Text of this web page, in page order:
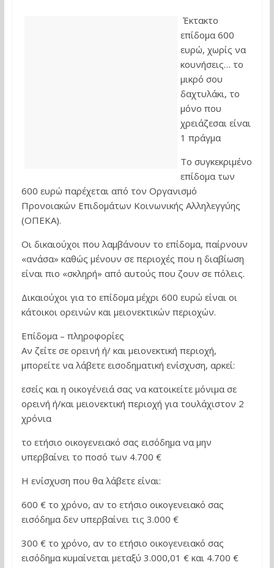
Έκτακτο
επίδομα 600
ευρώ, χωρίς να
κουνήσεις… το
μικρό σου
δαχτυλάκι, το
μόνο που
χρειάζεσαι είναι
1 πράγμα
Tο συγκεκριμένο
επίδομα των
600 ευρώ παρέχεται από τον Οργανισμό
Προνοιακών Επιδομάτων Κοινωνικής Αλληλεγγύης
(ΟΠΕΚΑ).
Οι δικαιούχοι που λαμβάνουν το επίδομα, παίρνουν
«ανάσα» καθώς μένουν σε περιοχές που η διαβίωση
είναι πιο «σκληρή» από αυτούς που ζουν σε πόλεις.
Δικαιούχοι για το επίδομα μέχρι 600 ευρώ είναι οι
κάτοικοι ορεινών και μειονεκτικών περιοχών.
Επίδομα – πληροφορίες
Αν ζείτε σε ορεινή ή/ και μειονεκτική περιοχή,
μπορείτε να λάβετε εισοδηματική ενίσχυση, αρκεί:
εσείς και η οικογένειά σας να κατοικείτε μόνιμα σε
ορεινή ή/και μειονεκτική περιοχή για τουλάχιστον 2
χρόνια
το ετήσιο οικογενειακό σας εισόδημα να μην
υπερβαίνει το ποσό των 4.700 ‎‎€
Η ενίσχυση που θα λάβετε είναι:
600 ‎€ το χρόνο, αν το ετήσιο οικογενειακό σας
εισόδημα δεν υπερβαίνει τις 3.000 ‎€
300 ‎€ το χρόνο, αν το ετήσιο οικογενειακό σας
εισόδημα κυμαίνεται μεταξύ 3.000,01 ‎€ και 4.700 ‎€